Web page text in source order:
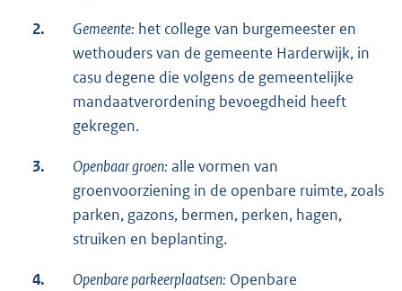
2. Gemeente: het college van burgemeester en
wethouders van de gemeente Harderwijk, in
casu degene die volgens de gemeentelijke
mandaatverordening bevoegdheid heeft
gekregen.
3. Openbaar groen: alle vormen van
groenvoorziening in de openbare ruimte, zoals
parken, gazons, bermen, perken, hagen,
struiken en beplanting.
4. Openbare parkeerplaatsen: Openbare